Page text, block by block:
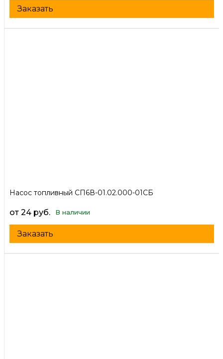
Заказать
Насос топливный СП6В-01.02.000-01СБ
от 24 руб. В наличии
Заказать